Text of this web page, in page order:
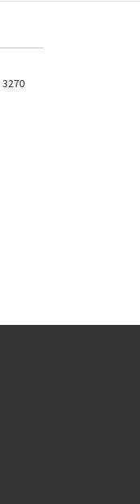
3270